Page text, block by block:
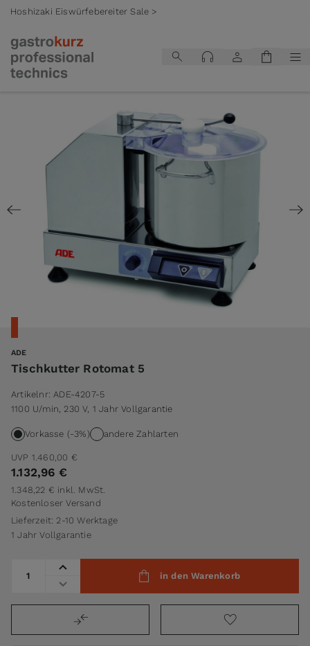
Hoshizaki Eiswürfebereiter Sale >
ADE
Tischkutter Rotomat 5
Artikelnr: ADE-4207-5
1100 U/min, 230 V, 1 Jahr Vollgarantie
Vorkasse (-3%) andere Zahlarten
UVP 1.460,00 €
1.132,96 €
1.348,22 € inkl. MwSt.
Kostenloser Versand
Lieferzeit: 2-10 Werktage
1 Jahr Vollgarantie
in den Warenkorb